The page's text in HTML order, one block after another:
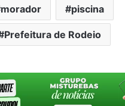
morador piscina
Prefeitura de Rodeio